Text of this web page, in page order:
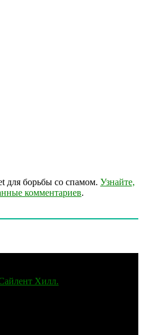
для борьбы со спамом. Узнайте,
комментариев.
Хилл.